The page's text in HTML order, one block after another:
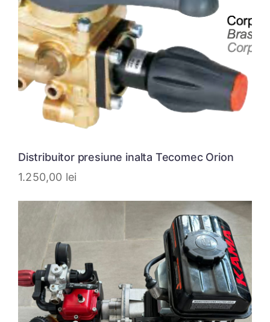
Distribuitor presiune inalta Tecomec Orion
1.250,00 lei